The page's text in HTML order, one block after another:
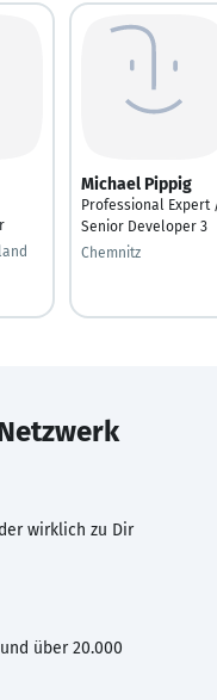
Michael Pippig
Professional Expert
Senior Developer 3
Chemnitz
wirklich zu Dir
über 20.000